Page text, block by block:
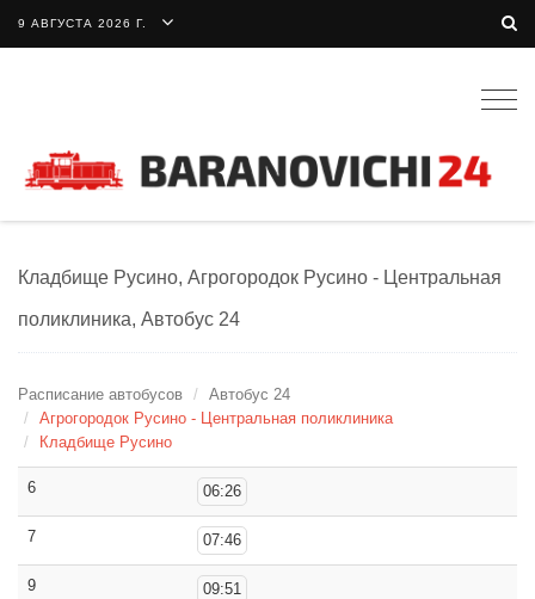
9 АВГУСТА 2026 Г.
Кладбище Русино, Агрогородок Русино - Центральная
поликлиника, Автобус 24
Расписание автобусов
Автобус 24
Агрогородок Русино - Центральная поликлиника
Кладбище Русино
6 06:26
7 07:46
9 09:51